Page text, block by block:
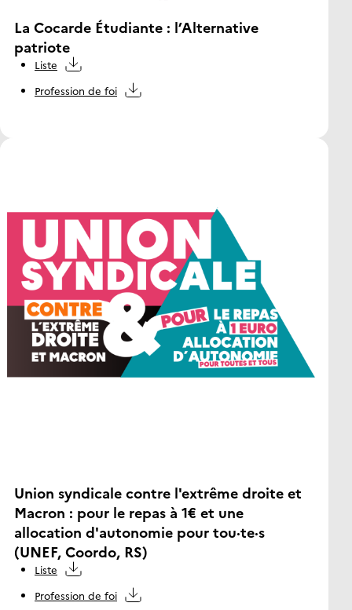
La Cocarde Étudiante : l’Alternative
patriote
Liste
Profession de foi
Union syndicale contre l'extrême droite et
Macron : pour le repas à 1€ et une
allocation d'autonomie pour tou·te·s
(UNEF, Coordo, RS)
Liste
Profession de foi